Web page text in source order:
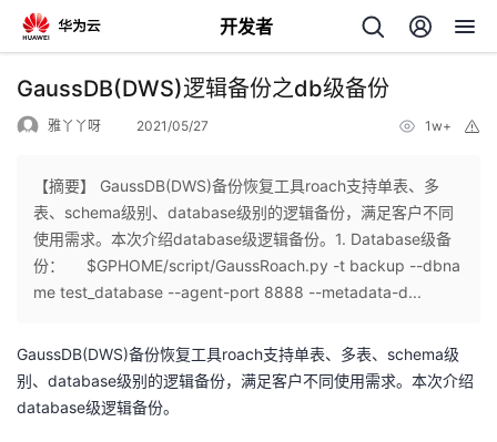
开发者
返
个
主
的
GaussDB(DWS)逻辑备份之db级备份
雅丫丫呀 2021/05/27 1w+
【摘要】 GaussDB(DWS)备份恢复工具roach支持单表、多
表、schema级别、database级别的逻辑备份，满足客户不同
使用需求。本次介绍database级逻辑备份。1. Database级备
份： $GPHOME/script/GaussRoach.py -t backup --dbna
me test_database --agent-port 8888 --metadata-d...
GaussDB(DWS)备份恢复工具roach支持单表、多表、 schema级
别、 database级别的逻辑备份，满足客户不同使用需求。本次介绍
database级逻辑备份。